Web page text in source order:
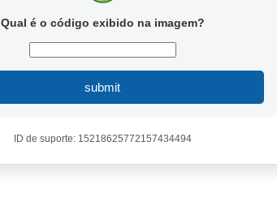
Qual é o código exibido na imagem?
submit
ID de suporte: 15218625772157434494